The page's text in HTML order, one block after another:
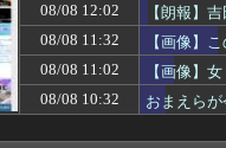
【画像】井上はるさん、
【画像】井上はるさん、
4本脚の乗り物「コルレ
【悲報】元EXILE・黒木
【ｼｺ画像】言う程このデ
【悲報】月収1000万円
【画像】新人声優、い
08/08 12:02
【朗報】
ｗｗｗｗ
08/08 11:32
【画像】
08/08 11:02
【画像】
08/08 10:32
おまえら